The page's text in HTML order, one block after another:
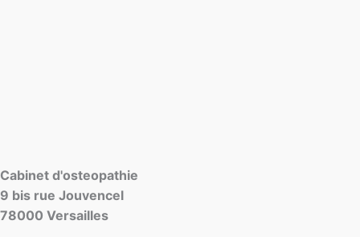
Cabinet d'osteopathie
9 bis rue Jouvencel
78000 Versailles